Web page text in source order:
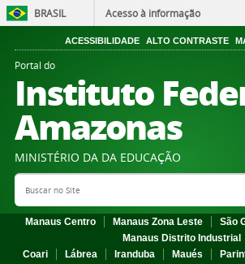
BRASIL Acesso à informação
ACESSIBILIDADE ALTO CONTRASTE
Portal do
Instituto
Amazonas
MINISTÉRIO DA DA EDUCAÇÃO
Search Site
Manaus Centro Manaus Zona Leste
São
Manaus Distrito Industrial
Coari
Lábrea Iranduba Maués